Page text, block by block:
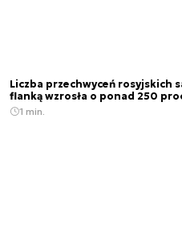
Liczba przechwyceń rosyjskich
flanką wzrosła o ponad 250
1 min.